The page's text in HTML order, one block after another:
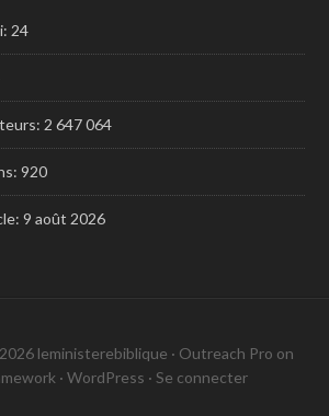
24
2 647 064
920
9 août 2026
leministerebiblique · Outreach Pro on
· WordPress · Se connecter